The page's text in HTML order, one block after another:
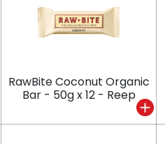
RawBite Coconut Organic
Bar - 50g x 12 - Reep